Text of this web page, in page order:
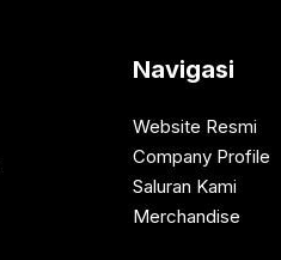
Navigasi
Website Resmi
Company Profile
Saluran Kami
Merchandise